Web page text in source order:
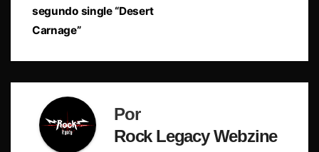
entradas
segundo single “Desert
Carnage”
Por
Rock Legacy Webzine